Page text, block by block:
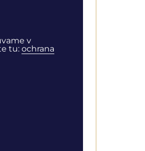
v
tu: ochrana